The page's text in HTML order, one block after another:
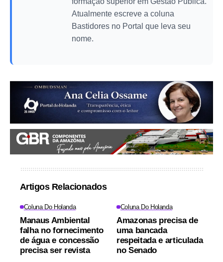
Atualmente escreve a coluna
Bastidores no Portal que leva seu
nome.
Artigos Relacionados
Coluna Do Holanda
Manaus Ambiental
falha no fornecimento
de água e concessão
precisa ser revista
Coluna Do Holanda
Amazonas precisa de
uma bancada
respeitada e articulada
no Senado